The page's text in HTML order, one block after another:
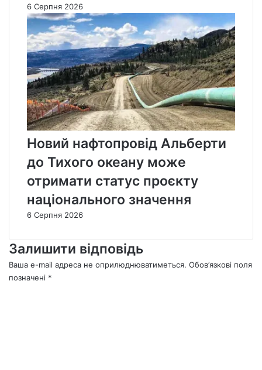
6 Серпня 2026
Новий нафтопровід Альберти
до Тихого океану може
отримати статус проєкту
національного значення
6 Серпня 2026
Залишити відповідь
Ваша e-mail адреса не оприлюднюватиметься. Обов’язкові поля
позначені *